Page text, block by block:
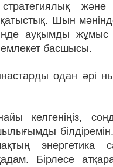
және
қатыстық. Шын
ауқымды жұмыс
басшысы.
одан әрі
келгеніңіз,
энергетика
Бірлесе